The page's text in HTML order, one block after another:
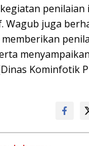
penilaian
Wagub juga
Kominfotik